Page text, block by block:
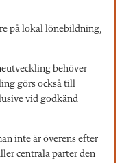
på lokal lönebildning,
behöver
görs också till
vid godkänd
inte är överens efter
centrala parter den